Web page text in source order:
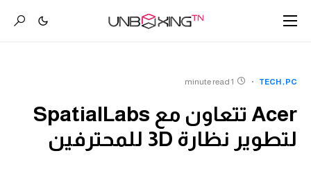
PC
TECH
1 minute read
Acer تتعاون مع SpatialLabs
لتطوير نظارة 3D للمحترفين